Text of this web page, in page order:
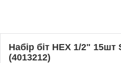
Набір біт HEX 1/2" 15шт
(4013212)